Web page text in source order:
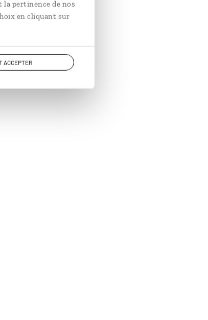
pertinence de nos
en cliquant sur
ACCEPTER